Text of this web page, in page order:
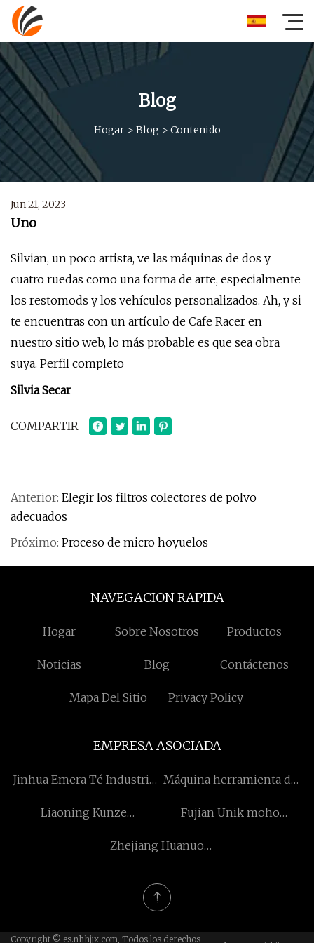
Blog
Hogar> Blog > Contenido
Jun 21, 2023
Uno
Silvian, un poco artista, ve las máquinas de dos y
cuatro ruedas como una forma de arte, especialmente
los restomods y los vehículos personalizados. Ah, y si
te encuentras con un artículo de Cafe Racer en
nuestro sitio web, lo más probable es que sea obra
suya. Perfil completo
Silvia Secar
COMPARTIR
Anterior: Elegir los filtros colectores de polvo
adecuados
Próximo: Proceso de micro hoyuelos
NAVEGACION RAPIDA
Hogar Sobre Nosotros Productos
Noticias Blog Contáctenos
Mapa Del Sitio Privacy Policy
EMPRESA ASOCIADA
Jinhua Emera Té Industria
Máquina herramienta de
Co., Ltd.
Liaoning Kunze
Fujian Unik moho
Zhejiang Huanuo
Limitado.
Copyright © es.nhhjjx.com, Todos los derechos